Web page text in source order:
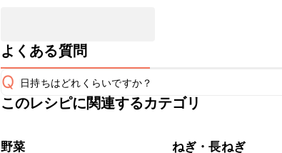
よくある質問
Q 日持ちはどれくらいですか？
こちらのレシピは出来たてをお召し上がりいただくこと
※日持ちは目安です。
このレシピに関連するカテゴリ
野菜 ねぎ・長ねぎ